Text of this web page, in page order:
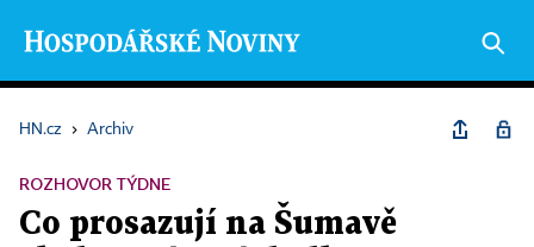
HN.cz › Archiv
ROZHOVOR TÝDNE
Co prosazují na Šumavě